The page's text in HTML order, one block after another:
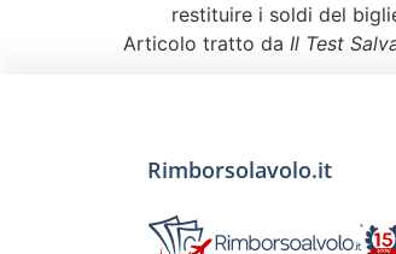
restituire i soldi del
Articolo tratto da Il Test
Rimborsolavolo.it